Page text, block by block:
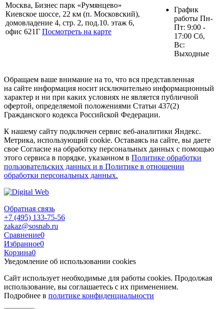
Москва, Бизнес парк «Румянцево»
Киевское шоссе, 22 км (п. Московский),
домовладение 4, стр. 2, под.10. этаж 6,
офис 621Г Посмотреть на карте
График
работы Пн-
Пт: 9:00 -
17:00 Сб,
Вс:
Выходные
Обращаем ваше внимание на то, что вся представленная
на сайте информация носит исключительно информационный
характер и ни при каких условиях не является публичной
офертой, определяемой положениями Статьи 437(2)
Гражданского кодекса Российской Федерации.
К нашему сайту подключен сервис веб-аналитики Яндекс.
Метрика, использующий cookie. Оставаясь на сайте, вы даете
свое Согласие на обработку персональных данных с помощью
этого сервиса в порядке, указанном в Политике обработки
пользовательских данных и в Политике в отношении
обработки персональных данных.
Обратная связь
+7 (495) 133-75-56
zakaz@sosnab.ru
Сравнение0
Избранное0
Корзина0
Уведомление об использовании cookies
Сайт использует необходимые для работы cookies. Продолжая
использование, вы соглашаетесь с их применением.
Подробнее в политике конфиденциальности